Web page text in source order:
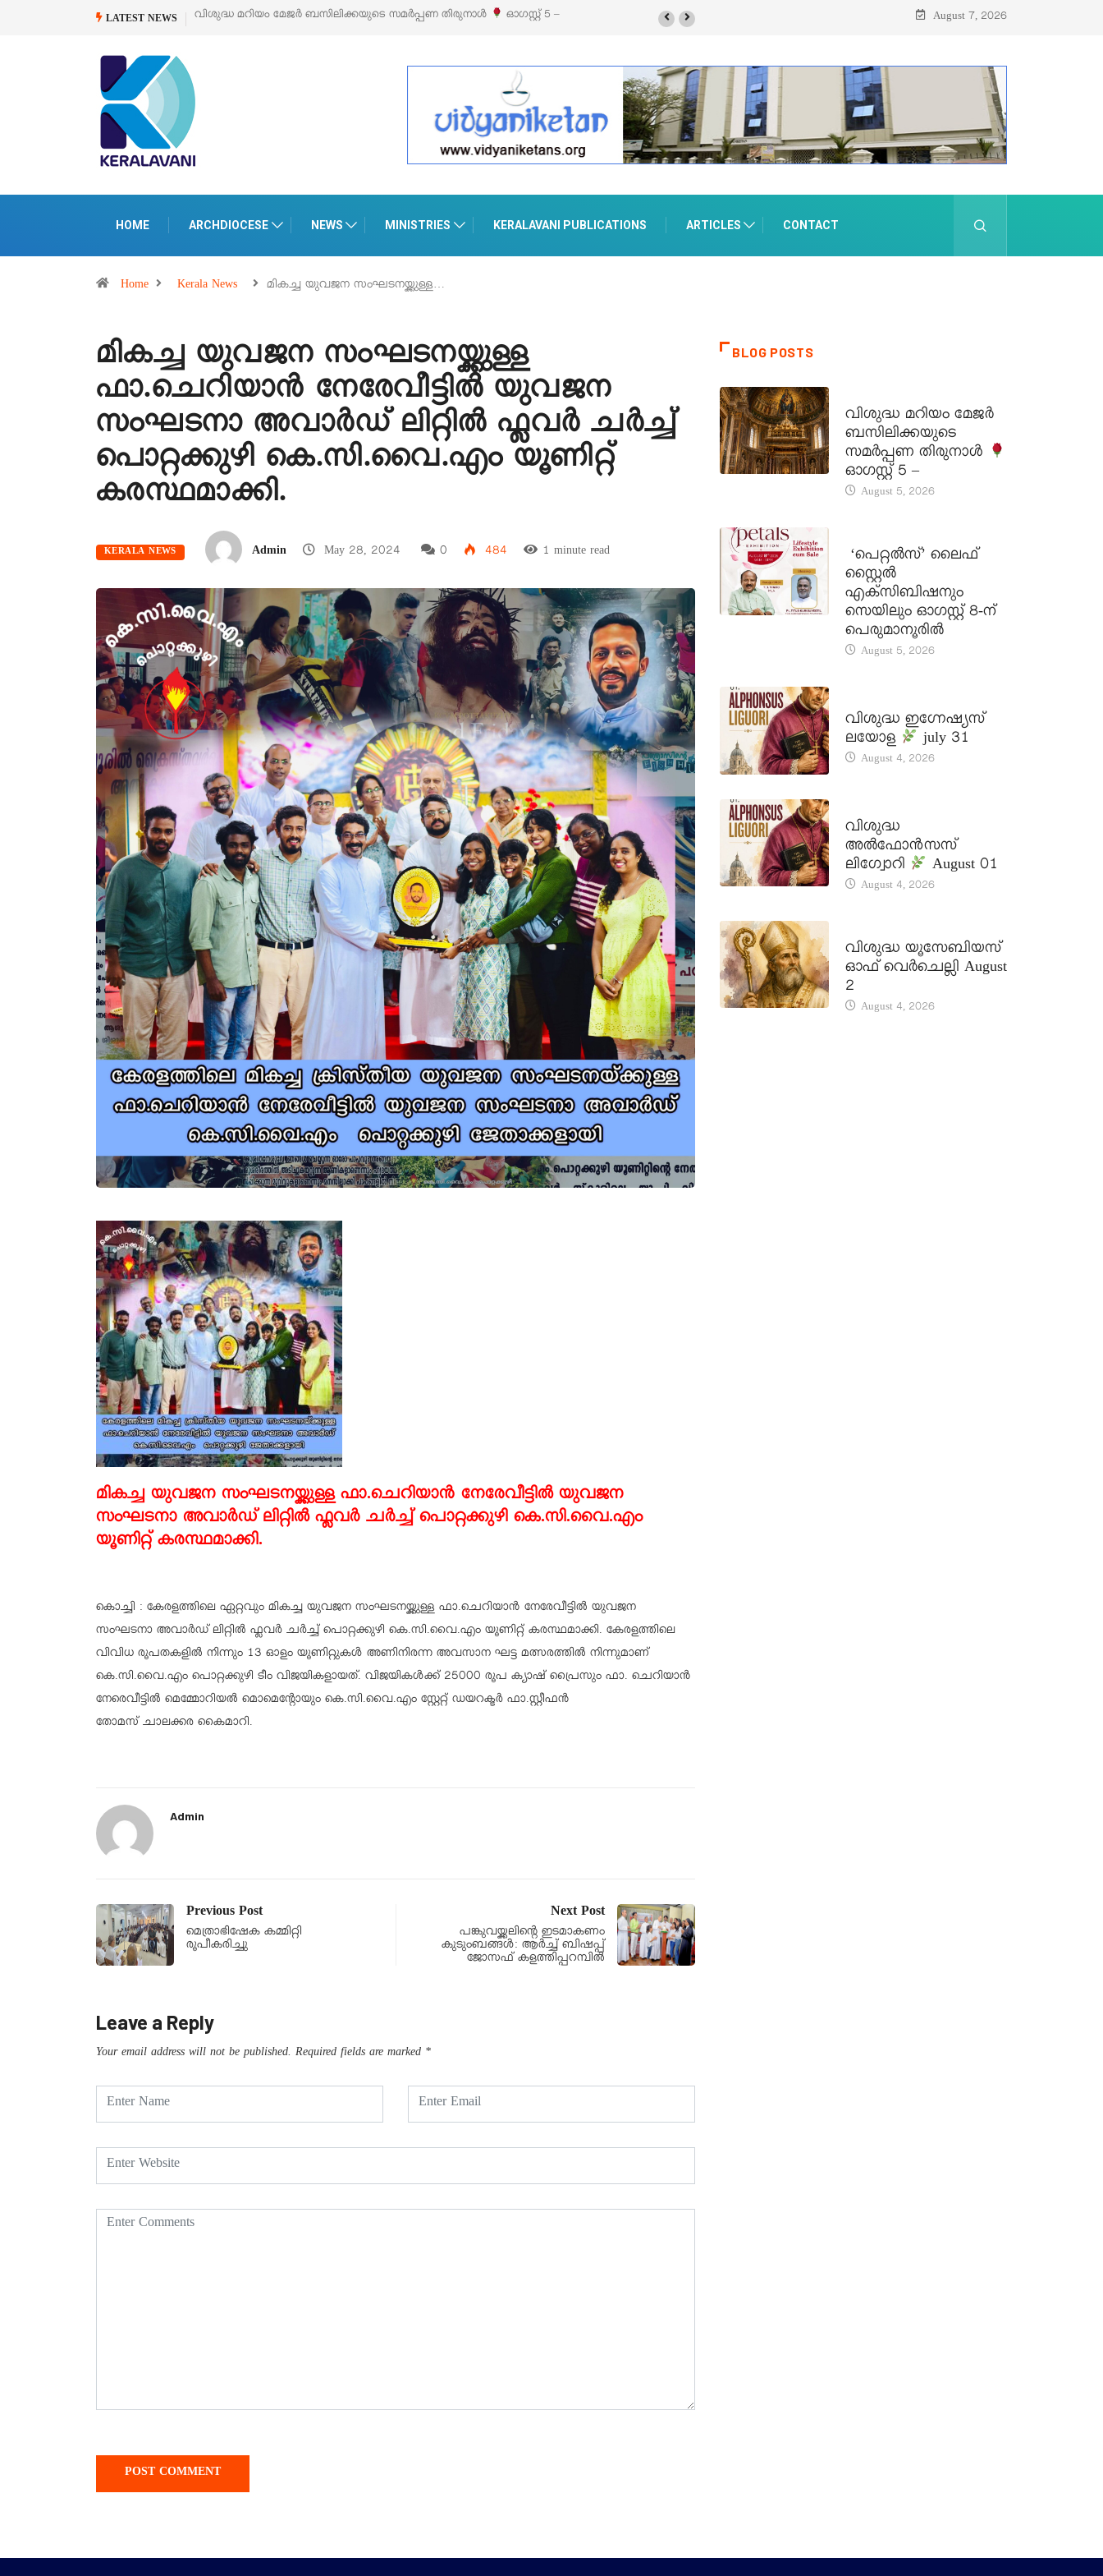
LATEST NEWS
സമർപ്പണ തിരുനാൾ ഓഗസ്റ്റ് 5 –‘പെറ്റൽസ്’ ലൈഫ് സ്റ്റൈൽ എക്സിബിഷനും സെയിലും ഓഗസ്റ്റ് 8-ന്
August 7, 2026
HOME ARCHDIOCESE NEWS MINISTRIES KERALAVANI PUBLICATIONS ARTICLES CONTACT
Home Kerala News മികച്ച യുവജന സംഘടനയ്ക്കുള്ള…
മികച്ച യുവജന സംഘടനയ്ക്കുള്ള
ഫാ.ചെറിയാൻ നേരേവീട്ടിൽ യുവജന
സംഘടനാ അവാർഡ് ലിറ്റിൽ ഫ്ലവർ ചർച്ച്
പൊറ്റക്കുഴി കെ.സി.വൈ.എം യൂണിറ്റ്
കരസ്ഥമാക്കി.
KERALA NEWS Admin May 28, 2024 0 484 1 minute read
മികച്ച യുവജന സംഘടനയ്ക്കുള്ള ഫാ.ചെറിയാൻ നേരേവീട്ടിൽ യുവജന
സംഘടനാ അവാർഡ് ലിറ്റിൽ ഫ്ലവർ ചർച്ച് പൊറ്റക്കുഴി കെ.സി.വൈ.എം
യൂണിറ്റ് കരസ്ഥമാക്കി.
കൊച്ചി : കേരളത്തിലെ ഏറ്റവും മികച്ച യുവജന സംഘടനയ്ക്കുള്ള ഫാ.ചെറിയാൻ നേരേവീട്ടിൽ യുവജന
സംഘടനാ അവാർഡ് ലിറ്റിൽ ഫ്ലവർ ചർച്ച് പൊറ്റക്കുഴി കെ.സി.വൈ.എം യൂണിറ്റ് കരസ്ഥമാക്കി. കേരളത്തിലെ
വിവിധ രൂപതകളിൽ നിന്നും 13 ഓളം യൂണിറ്റുകൾ അണിനിരന്ന അവസാന ഘട്ട മത്സരത്തിൽ നിന്നുമാണ്
കെ.സി.വൈ.എം പൊറ്റക്കുഴി ടീം വിജയികളായത്. വിജയികൾക്ക് 25000 രൂപ ക്യാഷ് പ്രൈസും ഫാ. ചെറിയാൻ
നേരെവീട്ടിൽ മെമ്മോറിയൽ മൊമെന്റോയും കെ.സി.വൈ.എം സ്റ്റേറ്റ് ഡയറക്ടർ ഫാ.സ്റ്റീഫൻ
തോമസ് ചാലക്കര കൈമാറി.
Admin
Previous Post
മെത്രാഭിഷേക കമ്മിറ്റി
രൂപീകരിച്ചു
Next Post
പങ്കുവയ്ക്കലിന്റെ ഇടമാകണം
കുടുംബങ്ങൾ: ആർച്ച് ബിഷപ്പ്
ജോസഫ് കളത്തിപ്പറമ്പിൽ
Leave a Reply
Your email address will not be published. Required fields are marked *
BLOG POSTS
വിശുദ്ധ മറിയം മേജർ
ബസിലിക്കയുടെ
സമർപ്പണ തിരുനാൾ
ഓഗസ്റ്റ് 5 –
August 5, 2026
‘പെറ്റൽസ്’ ലൈഫ്
സ്റ്റൈൽ
എക്സിബിഷനും
സെയിലും ഓഗസ്റ്റ് 8-ന്
പെരുമാനൂരിൽ
August 5, 2026
വിശുദ്ധ ഇഗ്നേഷ്യസ്
ലയോള
july 31
August 4, 2026
വിശുദ്ധ
അൽഫോൻസസ്
ലിഗ്വോറി
August 01
August 4, 2026
വിശുദ്ധ യൂസേബിയസ്
ഓഫ് വെർചെല്ലി August
2
August 4, 2026